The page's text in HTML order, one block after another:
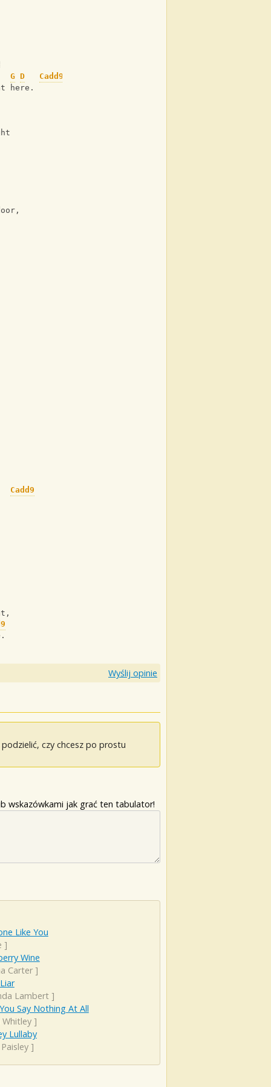
G D
Cadd9
here.
Cadd9
Wyślij opinie
czy chcesz po prostu
wskazówkami jak grać ten tabulator!
Like You
]
Wine
Carter]
Lambert]
Say Nothing At All
Whitley]
Lullaby
]